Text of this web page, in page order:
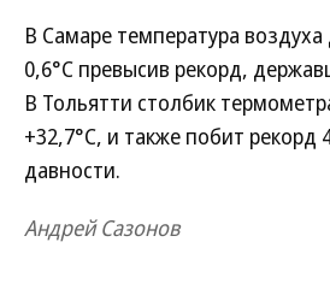
В Самаре температура воздуха
0,6°С превысив рекорд,
В Тольятти столбик
+32,7°C, и также побит рекорд
давности.
Андрей Сазонов